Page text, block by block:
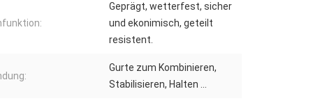
Geprägt, wetterfest, sicher
und ekonimisch, geteilt
resistent.
Gurte zum Kombinieren,
Stabilisieren, Halten ...